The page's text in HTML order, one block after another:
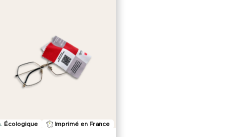
Écologique Imprimé en France